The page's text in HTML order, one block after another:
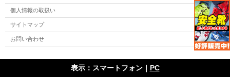
個人情報の取扱い
サイトマップ
お問い合わせ
表示：スマートフォン｜ PC